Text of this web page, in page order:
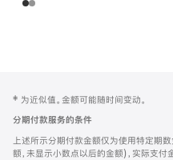
页
页
脚
注
‡ 为近似值。金额可能随时间变动。
分期付款服务的条件
上述所示分期付款金额仅为使用特定期
额，未显示小数点以后的金额)，实际支付